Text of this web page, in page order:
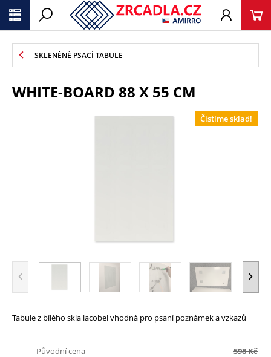
SKLENĚNÉ PSACÍ TABULE
WHITE-BOARD 88 X 55 CM
Tabule z bílého skla lacobel vhodná pro psaní poznámek a vzkazů
Původní cena 598Kč
Čistíme sklad!